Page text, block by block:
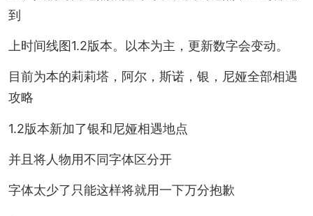
到
上时间线图1.2版本。以本为主，更新数字会变动。
目前为本的莉莉塔，阿尔，斯诺，银，尼娅全部相遇
攻略
1.2版本新加了银和尼娅相遇地点
并且将人物用不同字体区分开
字体太少了只能这样将就用一下万分抱歉